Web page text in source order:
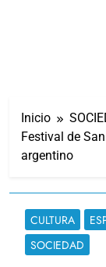
Inicio
Festival de
argentino
CULTURA
SOCIEDAD